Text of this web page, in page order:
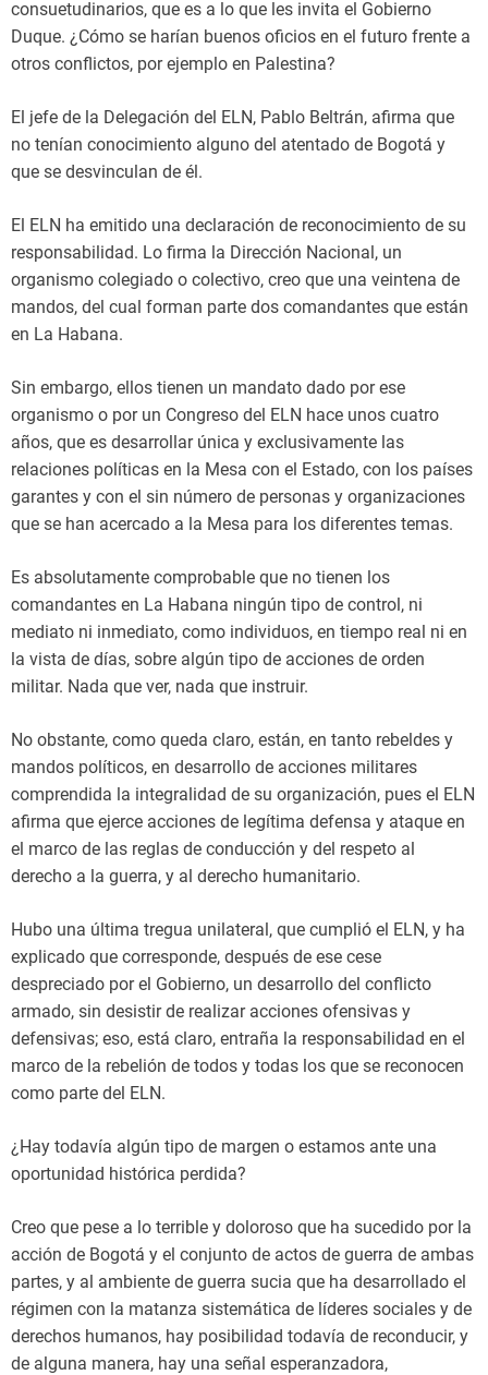
consuetudinarios, que es a lo que les invita el Gobierno
Duque. ¿Cómo se harían buenos oficios en el futuro frente a
otros conflictos, por ejemplo en Palestina?
El jefe de la Delegación del ELN, Pablo Beltrán, afirma que
no tenían conocimiento alguno del atentado de Bogotá y
que se desvinculan de él.
El ELN ha emitido una declaración de reconocimiento de su
responsabilidad. Lo firma la Dirección Nacional, un
organismo colegiado o colectivo, creo que una veintena de
mandos, del cual forman parte dos comandantes que están
en La Habana.
Sin embargo, ellos tienen un mandato dado por ese
organismo o por un Congreso del ELN hace unos cuatro
años, que es desarrollar única y exclusivamente las
relaciones políticas en la Mesa con el Estado, con los países
garantes y con el sin número de personas y organizaciones
que se han acercado a la Mesa para los diferentes temas.
Es absolutamente comprobable que no tienen los
comandantes en La Habana ningún tipo de control, ni
mediato ni inmediato, como individuos, en tiempo real ni en
la vista de días, sobre algún tipo de acciones de orden
militar. Nada que ver, nada que instruir.
No obstante, como queda claro, están, en tanto rebeldes y
mandos políticos, en desarrollo de acciones militares
comprendida la integralidad de su organización, pues el ELN
afirma que ejerce acciones de legítima defensa y ataque en
el marco de las reglas de conducción y del respeto al
derecho a la guerra, y al derecho humanitario.
Hubo una última tregua unilateral, que cumplió el ELN, y ha
explicado que corresponde, después de ese cese
despreciado por el Gobierno, un desarrollo del conflicto
armado, sin desistir de realizar acciones ofensivas y
defensivas; eso, está claro, entraña la responsabilidad en el
marco de la rebelión de todos y todas los que se reconocen
como parte del ELN.
¿Hay todavía algún tipo de margen o estamos ante una
oportunidad histórica perdida?
Creo que pese a lo terrible y doloroso que ha sucedido por la
acción de Bogotá y el conjunto de actos de guerra de ambas
partes, y al ambiente de guerra sucia que ha desarrollado el
régimen con la matanza sistemática de líderes sociales y de
derechos humanos, hay posibilidad todavía de reconducir, y
de alguna manera, hay una señal esperanzadora,